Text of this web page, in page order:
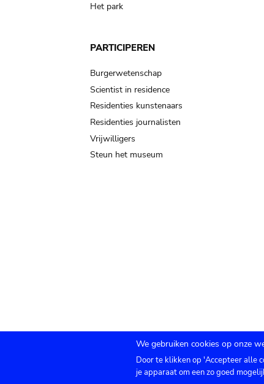
Het park
PARTICIPEREN
Burgerwetenschap
Scientist in residence
Residenties kunstenaars
Residenties journalisten
Vrijwilligers
Steun het museum
Submenu
Agenda Pers Zaalverhuur
We gebruiken cookies op onze
Door te klikken op 'Accepteer alle
je apparaat om een zo goed